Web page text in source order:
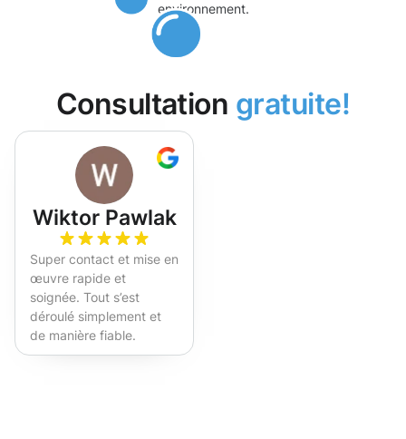
environnement.
Consultation gratuite!
Wiktor Pawlak
Super contact et mise en
œuvre rapide et
soignée. Tout s’est
déroulé simplement et
de manière fiable.
Fortement recommandé !